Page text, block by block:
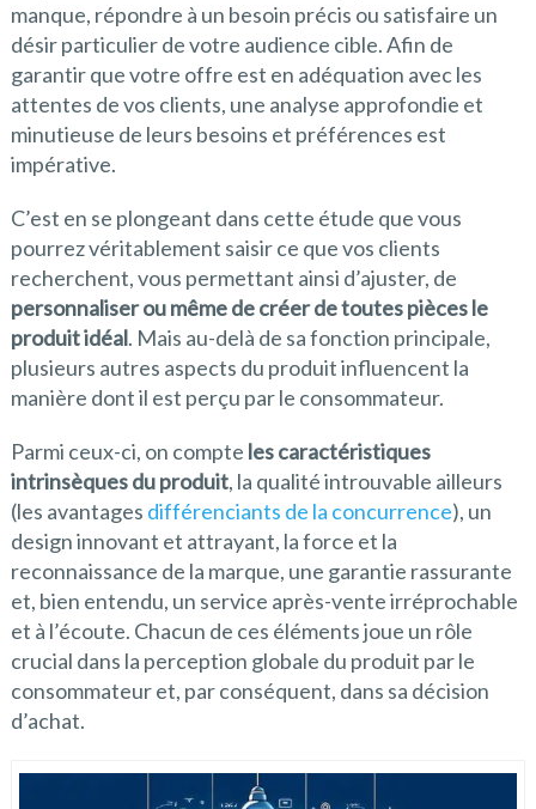
manque, répondre à un besoin précis ou satisfaire un
désir particulier de votre audience cible. Afin de
garantir que votre offre est en adéquation avec les
attentes de vos clients, une analyse approfondie et
minutieuse de leurs besoins et préférences est
impérative.
C’est en se plongeant dans cette étude que vous
pourrez véritablement saisir ce que vos clients
recherchent, vous permettant ainsi d’ajuster, de
personnaliser ou même de créer de toutes pièces le
produit idéal. Mais au-delà de sa fonction principale,
plusieurs autres aspects du produit influencent la
manière dont il est perçu par le consommateur.
Parmi ceux-ci, on compte les caractéristiques
intrinsèques du produit, la qualité introuvable ailleurs
(les avantages différenciants de la concurrence), un
design innovant et attrayant, la force et la
reconnaissance de la marque, une garantie rassurante
et, bien entendu, un service après-vente irréprochable
et à l’écoute. Chacun de ces éléments joue un rôle
crucial dans la perception globale du produit par le
consommateur et, par conséquent, dans sa décision
d’achat.